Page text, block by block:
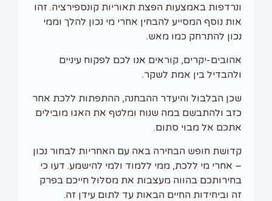
ונרדפות באמצעות הפצת תאוריות קונספירציה. זהו
אות נוסף המסייע להבחין אחרי מי נכון להלך וממי
נכון להתרחק כמו מאש.
אהובים-יקרים, קוראים אנו לכם לפקוח עיניים
ולהבדיל בין אמת לשקר.
שכן הבלבול והיעדר ההבחנה, ההתפתות ללכת אחר
כזב ולהתבשם במה שנוח ומלטף את האגו מובילים
אתכם אל מבוי סתום.
קדושת חופש הבחירה באה עם האחריות לבחור נכון
– אחרי מי ללכת, ממי ללמוד ולמי להישמע. דעו כי
בחירותכם בהווה מעצבות את מסלול חייכם בפרק
זה וביחידות החיים הבאות עד לתום עידן זה.